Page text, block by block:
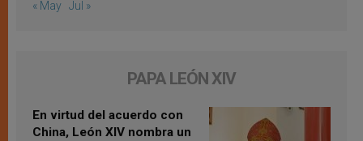
« May Jul »
PAPA LEÓN XIV
En virtud del acuerdo con
China, León XIV nombra un